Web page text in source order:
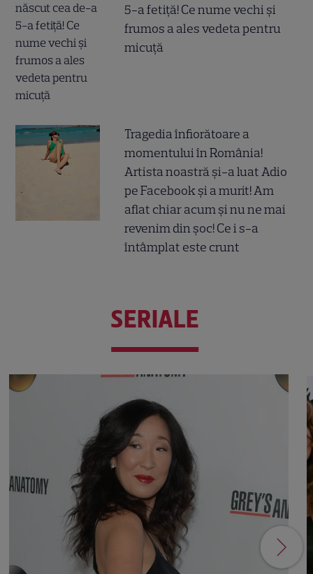
5-a fetiță! Ce nume vechi și
frumos a ales vedeta pentru
micuță
Tragedia înfiorătoare a
momentului în România!
Artista noastră și-a luat Adio
pe Facebook și a murit! Am
aflat chiar acum și nu ne mai
revenim din șoc! Ce i s-a
întâmplat este crunt
SERIALE